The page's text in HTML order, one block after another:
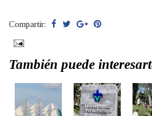
Compartir:
También puede